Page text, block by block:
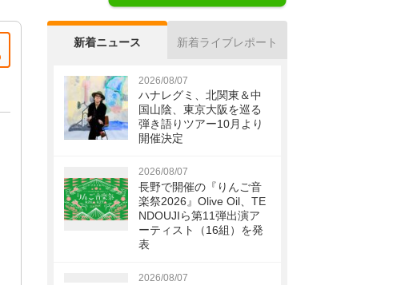
新着ニュース 新着ライブレポート
2026/08/07
ハナレグミ、北関東＆中
国山陰、東京大阪を巡る
弾き語りツアー10月より
開催決定
2026/08/07
長野で開催の『りんご音
楽祭2026』Olive Oil、TE
NDOUJIら第11弾出演ア
ーティスト（16組）を発
表
2026/08/07